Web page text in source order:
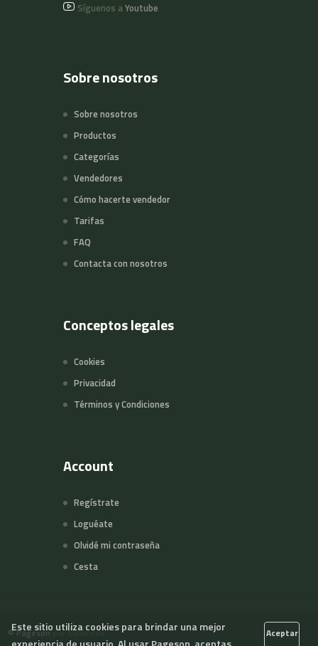
Síguenos aYoutube
Sobre nosotros
Sobre nosotros
Productos
Categorías
Vendedores
Cómo hacerte vendedor
Tarifas
FAQ
Contacta con nosotros
Conceptos legales
Cookies
Privacidad
Términos y Condiciones
Account
Regístrate
Loguéate
Olvidé mi contraseña
Cesta
©Pageson por Slowcode
Este sitio utiliza cookies para brindar una mejor
Aceptar